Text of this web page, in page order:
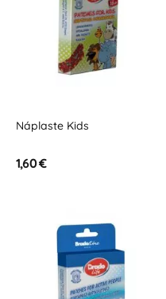
Náplaste Kids
1,60 €